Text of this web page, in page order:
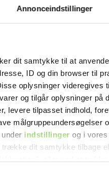
Annonceindstillinger
dit samtykke til at
ID og din browser til
oplysninger videregives
og tilgår oplysninger på
levere tilpasset indhold,
målgruppeundersøgelser
indstillinger og i vores
trække dit samtykke tilbage
dummeste":